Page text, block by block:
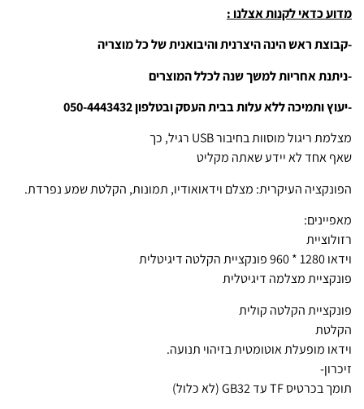
מדוע כדאי לקנות אצלנו :
-קבוצת ראש הינה היצרנית והיבואנית של כל מוצריה
-ניתנת אחריות למשך שנה לכלל המוצרים
-יעוץ ותמיכה ללא עלות בבית העסק ובטלפון 050-4443432
מצלמת ריגול מוסוות בחיבור USB רגיל, כך
שאף אחד לא יידע שאתה מקליט
הפונקציה העיקרית: מצלם וידאואודיו, תמונות, הקלטת שמע נפרדת.
מאפיינים:
רזולוציית
וידאו 1280 * 960 פונקציית הקלטה דיגיטלית
פונקציית מצלמה דיגיטלית
פונקציית הקלטה קולית
הקלטת
וידאו מופעלת אוטומטית בזיהוי תנועה.
זיכרון-
תומך בכרטיס TF עד GB32 (לא כלול)